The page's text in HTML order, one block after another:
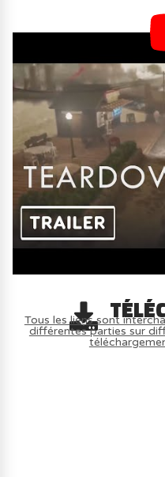
Tous les liens sont
différentes parties sur